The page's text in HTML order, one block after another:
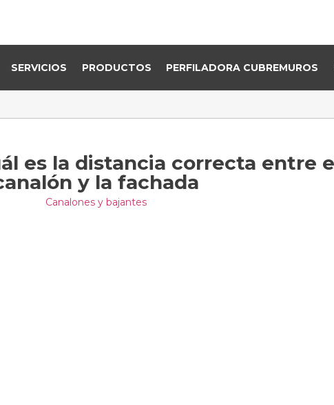
SERVICIOS PRODUCTOS PERFILADORA CUBREMUROS
es la distancia correcta entre
y la fachada
Canalones y bajantes